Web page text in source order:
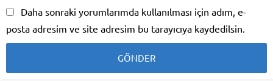
Daha sonraki yorumlarımda kullanılması için adım, e-
posta adresim ve site adresim bu tarayıcıya kaydedilsin.